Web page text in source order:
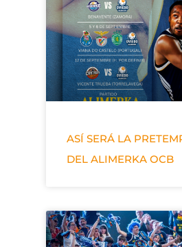
ASÍ SERÁ LA
DEL ALIMERKA OCB